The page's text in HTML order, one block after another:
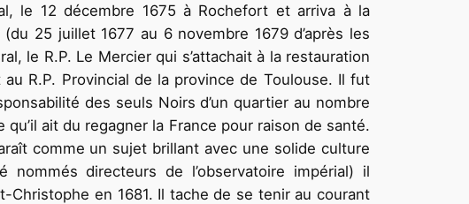
le 12 décembre 1675 à Rochefort et arriva à la
25 juillet 1677 au 6 novembre 1679 d’après les
R.P. Provincial de la province de Toulouse. Il fut
des seuls Noirs d’un quartier au nombre
ait du rega­gner la France pour raison de santé.
comme un sujet brillant avec une solide culture
directeurs de l’observatoire impérial) il
Christophe en 1681. Il tache de se tenir au courant